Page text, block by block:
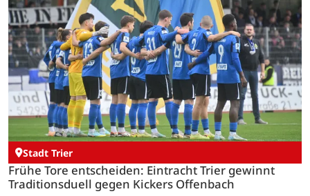
Stadt Trier
Frühe Tore entscheiden: Eintracht Trier gewinnt
Traditionsduell gegen Kickers Offenbach